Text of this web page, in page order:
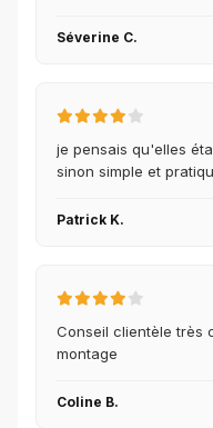
Séverine C.
je pensais qu'elles
sinon simple et
Patrick K.
Conseil clientèle très
montage
Coline B.